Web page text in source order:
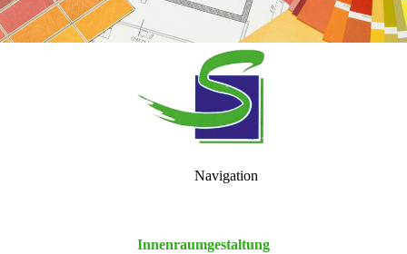
Navigation
Innenraum­gestaltung